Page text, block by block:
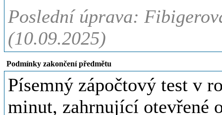
Poslední úprava:
(10.09.2025)
Podmínky zakončení předmětu
Písemný zápočtový test v
minut, zahrnující otevřené